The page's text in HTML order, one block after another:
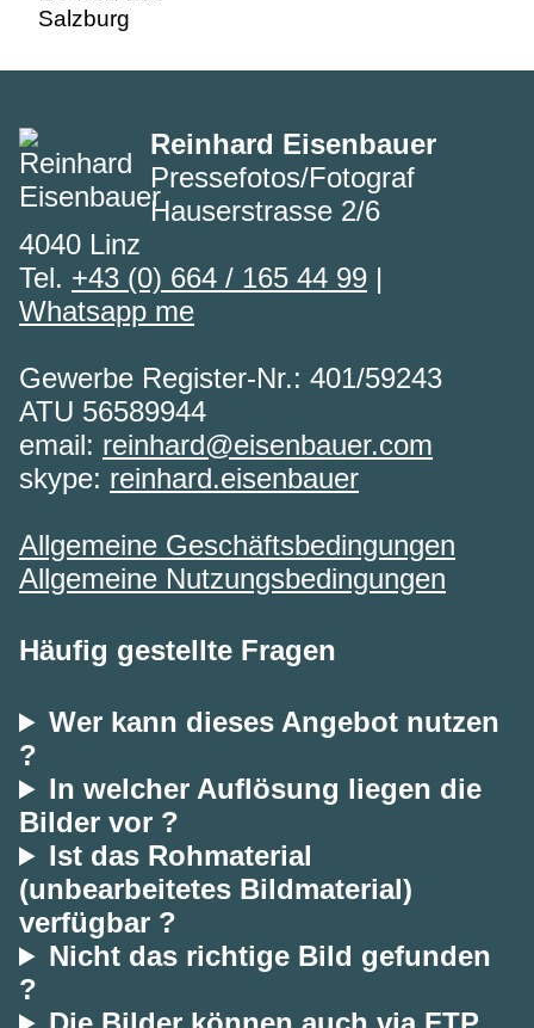
Reinhard Eisenbauer
Pressefotos/Fotograf
Hauserstrasse 2/6
4040 Linz
Tel. +43 (0) 664 / 165 44 99 |
Whatsapp me
Gewerbe Register-Nr.: 401/59243
ATU 56589944
email: reinhard@eisenbauer.com
skype: reinhard.eisenbauer
Allgemeine Geschäftsbedingungen
Allgemeine Nutzungsbedingungen
Häufig gestellte Fragen
Wer kann dieses Angebot nutzen
?
In welcher Auflösung liegen die
Bilder vor ?
Ist das Rohmaterial
(unbearbeitetes Bildmaterial)
verfügbar ?
Nicht das richtige Bild gefunden
?